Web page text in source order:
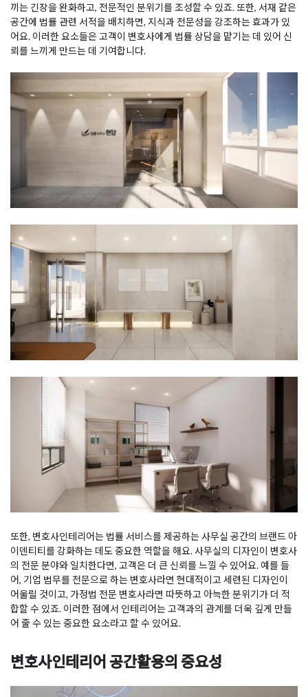
끼는 긴장을 완화하고, 전문적인 분위기를 조성할 수 있죠. 또한, 서재 같은
공간에 법률 관련 서적을 배치하면, 지식과 전문성을 강조하는 효과가 있
어요. 이러한 요소들은 고객이 변호사에게 법률 상담을 맡기는 데 있어 신
뢰를 느끼게 만드는 데 기여합니다.
또한, 변호사인테리어는 법률 서비스를 제공하는 사무실 공간의 브랜드 아
이덴티티를 강화하는 데도 중요한 역할을 해요. 사무실의 디자인이 변호사
의 전문 분야와 일치한다면, 고객은 더 큰 신뢰를 느낄 수 있어요. 예를 들
어, 기업 법무를 전문으로 하는 변호사라면 현대적이고 세련된 디자인이
어울릴 것이고, 가정법 전문 변호사라면 따뜻하고 아늑한 분위기가 더 적
합할 수 있죠. 이러한 점에서 인테리어는 고객과의 관계를 더욱 깊게 만들
어 줄 수 있는 중요한 요소라고 할 수 있어요.
변호사인테리어 공간활용의 중요성